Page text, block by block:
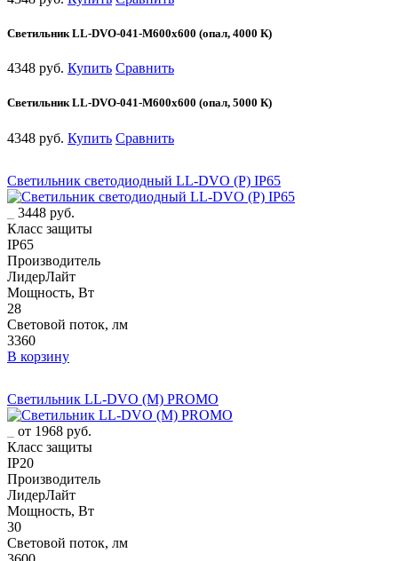
Светильник LL-DVO-041-M600x600 (опал, 4000 К)
4348 руб. Купить Сравнить
Светильник LL-DVO-041-M600x600 (опал, 5000 К)
4348 руб. Купить Сравнить
Светильник светодиодный LL-DVO (P) IP65
3448 руб.
Класс защиты
IP65
Производитель
ЛидерЛайт
Мощность, Вт
28
Световой поток, лм
3360
В корзину
Светильник LL-DVO (M) PROMO
от 1968 руб.
Класс защиты
IP20
Производитель
ЛидерЛайт
Мощность, Вт
30
Световой поток, лм